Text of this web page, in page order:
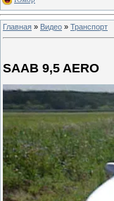
Главная » Видео » Транспорт
SAAB 9,5 AERO